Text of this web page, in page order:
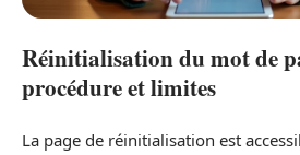
Réinitialisation du mot de
procédure et limites
La page de réinitialisation est